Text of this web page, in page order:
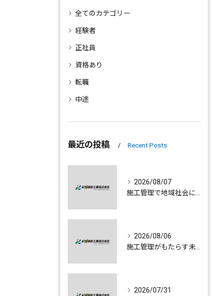
全てのカテゴリー
経験者
正社員
資格あり
転職
中途
最近の投稿 Recent Posts
2026/08/07
2026/08/06
2026/07/31